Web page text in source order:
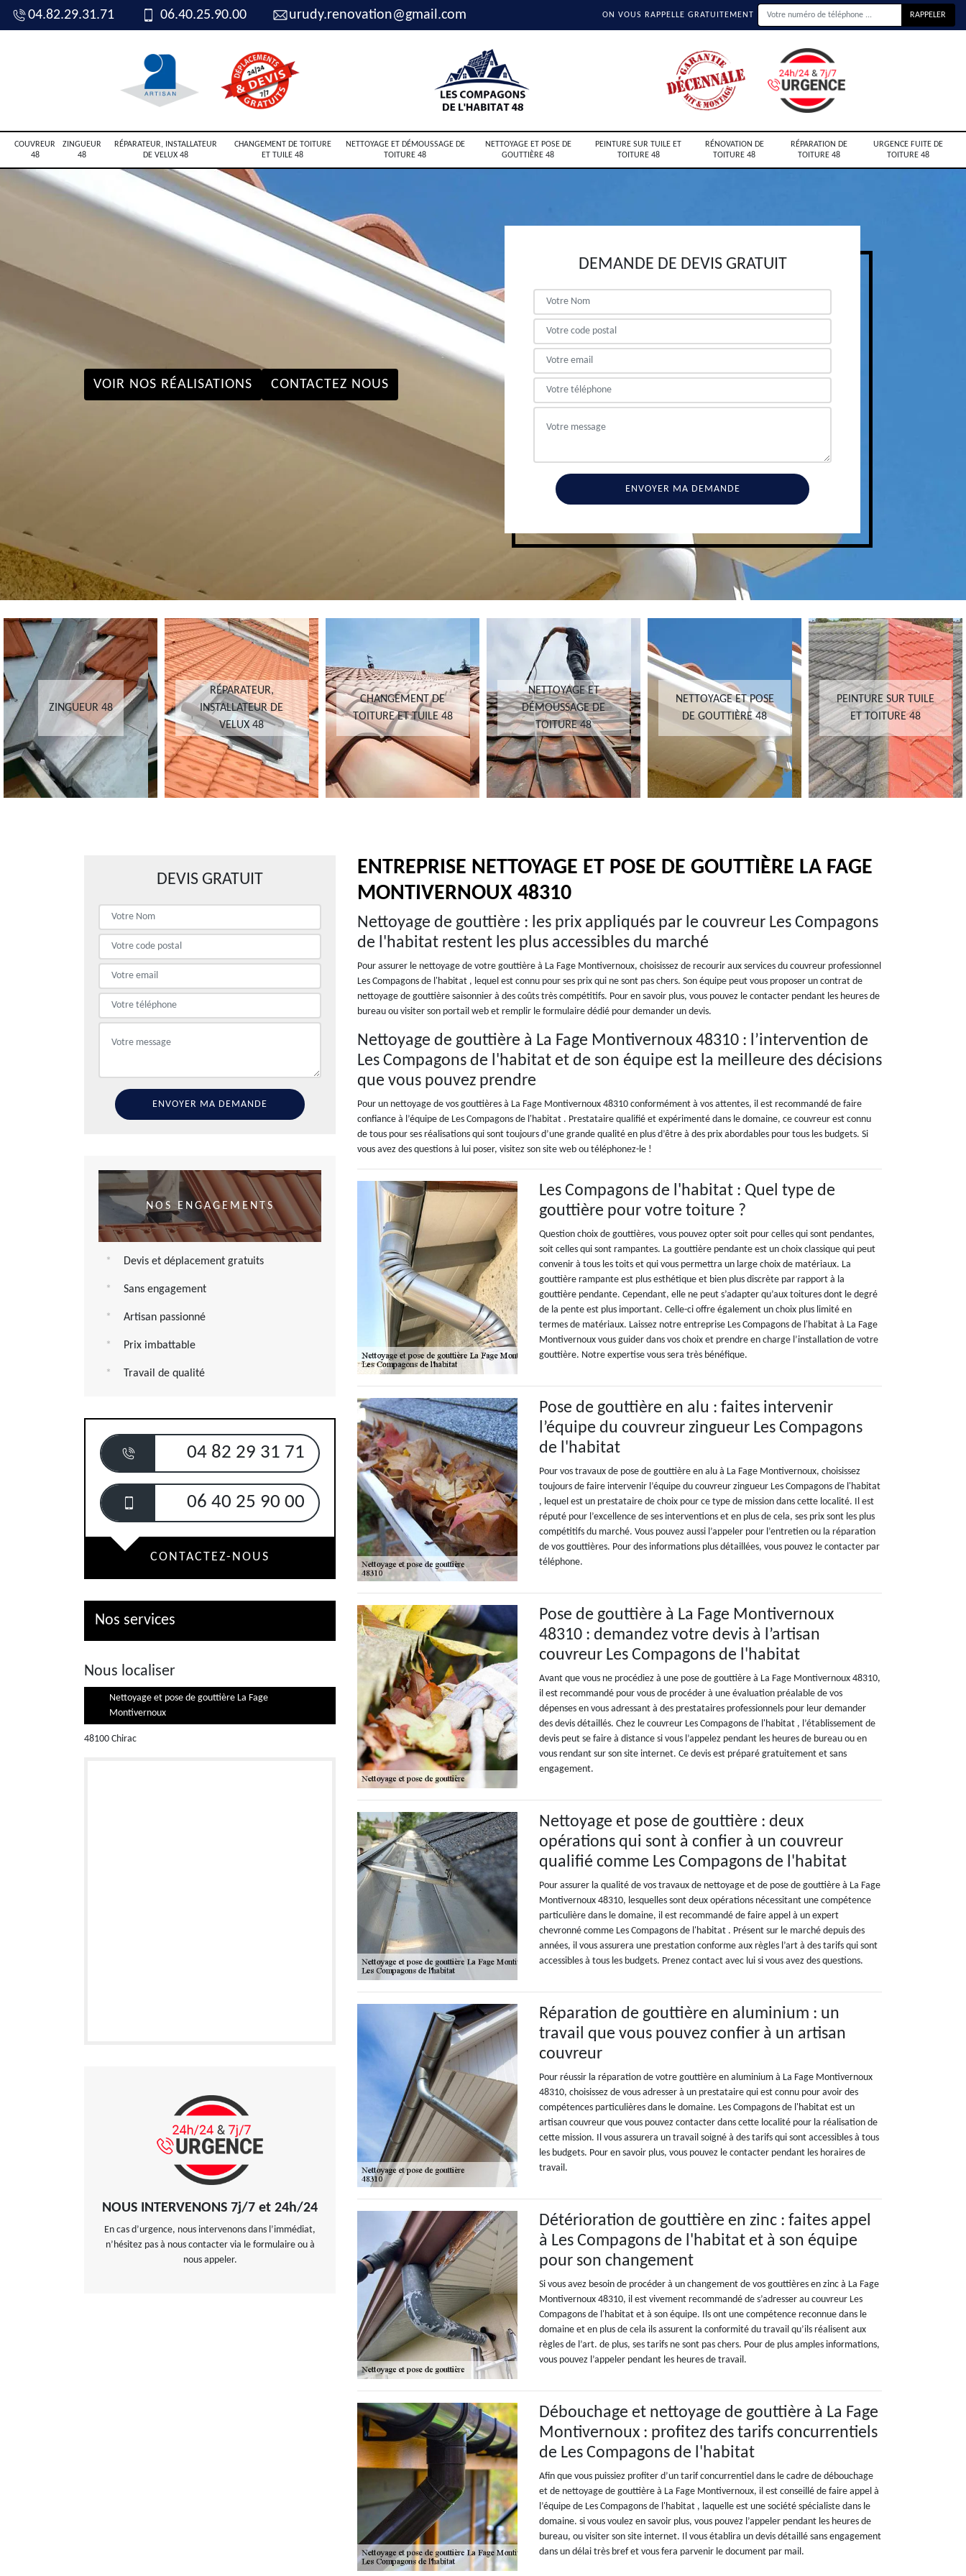
04.82.29.31.71 06.40.25.90.00 urudy.renovation@gmail.com ON VOUS RAPPELLE GRATUITEMENT
COUVREUR
48
ZINGUEUR
48
RÉPARATEUR, INSTALLATEUR
DE VELUX 48
CHANGEMENT DE TOITURE
ET TUILE 48
NETTOYAGE ET DÉMOUSSAGE DE
TOITURE 48
NETTOYAGE ET POSE DE
GOUTTIÈRE 48
PEINTURE SUR TUILE ET
TOITURE 48
RÉNOVATION DE
TOITURE 48
RÉPARATION DE
TOITURE 48
URGENCE FUITE DE
TOITURE 48
VOIR NOS RÉALISATIONS CONTACTEZ NOUS
DEMANDE DE DEVIS GRATUIT
ZINGUEUR 48
RÉPARATEUR,
INSTALLATEUR DE
VELUX 48
CHANGEMENT DE
TOITURE ET TUILE 48
NETTOYAGE ET
DÉMOUSSAGE DE
TOITURE 48
NETTOYAGE ET POSE
DE GOUTTIÈRE 48
PEINTURE SUR TUILE
ET TOITURE 48
DEVIS GRATUIT
NOS ENGAGEMENTS
Devis et déplacement gratuits
Sans engagement
Artisan passionné
Prix imbattable
Travail de qualité
04 82 29 31 71
06 40 25 90 00
CONTACTEZ-NOUS
Nos services
Nous localiser
Nettoyage et pose de gouttière La Fage
Montivernoux
48100 Chirac
NOUS INTERVENONS 7j/7 et 24h/24
En cas d’urgence, nous intervenons dans l’immédiat,
n’hésitez pas à nous contacter via le formulaire ou à
nous appeler.
ENTREPRISE NETTOYAGE ET POSE DE GOUTTIÈRE LA FAGE
MONTIVERNOUX 48310
Nettoyage de gouttière : les prix appliqués par le couvreur Les Compagons
de l'habitat restent les plus accessibles du marché
Pour assurer le nettoyage de votre gouttière à La Fage Montivernoux, choisissez de recourir aux services du couvreur professionnel
Les Compagons de l'habitat , lequel est connu pour ses prix qui ne sont pas chers. Son équipe peut vous proposer un contrat de
nettoyage de gouttière saisonnier à des coûts très compétitifs. Pour en savoir plus, vous pouvez le contacter pendant les heures de
bureau ou visiter son portail web et remplir le formulaire dédié pour demander un devis.
Nettoyage de gouttière à La Fage Montivernoux 48310 : l’intervention de
Les Compagons de l'habitat et de son équipe est la meilleure des décisions
que vous pouvez prendre
Pour un nettoyage de vos gouttières à La Fage Montivernoux 48310 conformément à vos attentes, il est recommandé de faire
confiance à l’équipe de Les Compagons de l'habitat . Prestataire qualifié et expérimenté dans le domaine, ce couvreur est connu
de tous pour ses réalisations qui sont toujours d’une grande qualité en plus d’être à des prix abordables pour tous les budgets. Si
vous avez des questions à lui poser, visitez son site web ou téléphonez-le !
Les Compagons de l'habitat : Quel type de
gouttière pour votre toiture ?
Question choix de gouttières, vous pouvez opter soit pour celles qui sont pendantes,
soit celles qui sont rampantes. La gouttière pendante est un choix classique qui peut
convenir à tous les toits et qui vous permettra un large choix de matériaux. La
gouttière rampante est plus esthétique et bien plus discrète par rapport à la
gouttière pendante. Cependant, elle ne peut s’adapter qu’aux toitures dont le degré
de la pente est plus important. Celle-ci offre également un choix plus limité en
termes de matériaux. Laissez notre entreprise Les Compagons de l'habitat à La Fage
Montivernoux vous guider dans vos choix et prendre en charge l’installation de votre
gouttière. Notre expertise vous sera très bénéfique.
Pose de gouttière en alu : faites intervenir
l’équipe du couvreur zingueur Les Compagons
de l'habitat
Pour vos travaux de pose de gouttière en alu à La Fage Montivernoux, choisissez
toujours de faire intervenir l’équipe du couvreur zingueur Les Compagons de l'habitat
, lequel est un prestataire de choix pour ce type de mission dans cette localité. Il est
réputé pour l’excellence de ses interventions et en plus de cela, ses prix sont les plus
compétitifs du marché. Vous pouvez aussi l’appeler pour l’entretien ou la réparation
de vos gouttières. Pour des informations plus détaillées, vous pouvez le contacter par
téléphone.
Pose de gouttière à La Fage Montivernoux
48310 : demandez votre devis à l’artisan
couvreur Les Compagons de l'habitat
Avant que vous ne procédiez à une pose de gouttière à La Fage Montivernoux 48310,
il est recommandé pour vous de procéder à une évaluation préalable de vos
dépenses en vous adressant à des prestataires professionnels pour leur demander
des devis détaillés. Chez le couvreur Les Compagons de l'habitat , l’établissement de
devis peut se faire à distance si vous l’appelez pendant les heures de bureau ou en
vous rendant sur son site internet. Ce devis est préparé gratuitement et sans
engagement.
Nettoyage et pose de gouttière : deux
opérations qui sont à confier à un couvreur
qualifié comme Les Compagons de l'habitat
Pour assurer la qualité de vos travaux de nettoyage et de pose de gouttière à La Fage
Montivernoux 48310, lesquelles sont deux opérations nécessitant une compétence
particulière dans le domaine, il est recommandé de faire appel à un expert
chevronné comme Les Compagons de l'habitat . Présent sur le marché depuis des
années, il vous assurera une prestation conforme aux règles l’art à des tarifs qui sont
accessibles à tous les budgets. Prenez contact avec lui si vous avez des questions.
Réparation de gouttière en aluminium : un
travail que vous pouvez confier à un artisan
couvreur
Pour réussir la réparation de votre gouttière en aluminium à La Fage Montivernoux
48310, choisissez de vous adresser à un prestataire qui est connu pour avoir des
compétences particulières dans le domaine. Les Compagons de l'habitat est un
artisan couvreur que vous pouvez contacter dans cette localité pour la réalisation de
cette mission. Il vous assurera un travail soigné à des tarifs qui sont accessibles à tous
les budgets. Pour en savoir plus, vous pouvez le contacter pendant les horaires de
travail.
Détérioration de gouttière en zinc : faites appel
à Les Compagons de l'habitat et à son équipe
pour son changement
Si vous avez besoin de procéder à un changement de vos gouttières en zinc à La Fage
Montivernoux 48310, il est vivement recommandé de s’adresser au couvreur Les
Compagons de l'habitat et à son équipe. Ils ont une compétence reconnue dans le
domaine et en plus de cela ils assurent la conformité du travail qu’ils réalisent aux
règles de l’art. de plus, ses tarifs ne sont pas chers. Pour de plus amples informations,
vous pouvez l’appeler pendant les heures de travail.
Débouchage et nettoyage de gouttière à La Fage
Montivernoux : profitez des tarifs concurrentiels
de Les Compagons de l'habitat
Afin que vous puissiez profiter d’un tarif concurrentiel dans le cadre de débouchage
et de nettoyage de gouttière à La Fage Montivernoux, il est conseillé de faire appel à
l’équipe de Les Compagons de l'habitat , laquelle est une société spécialiste dans le
domaine. si vous voulez en savoir plus, vous pouvez l’appeler pendant les heures de
bureau, ou visiter son site internet. Il vous établira un devis détaillé sans engagement
dans un délai très bref et vous fera parvenir le document par mail.